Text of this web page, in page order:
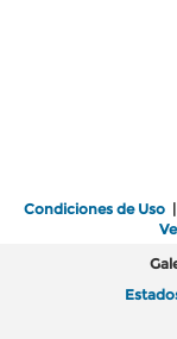
Condiciones de Uso |